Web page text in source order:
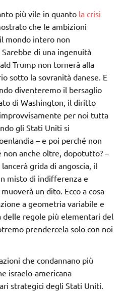
più vile in quanto la crisi
che le ambizioni
mondo intero non
di una ingenuità
Trump non tornerà alla
sotto la sovranità danese. E
diventeremo il bersaglio
di Washington, il diritto
per noi tutta
gli Stati Uniti si
– e poi perché non
non anche oltre, dopotutto? –
grida di angoscia, il
misto di indifferenza e
un dito. Ecco a cosa
a geometria variabile e
delle regole più elementari del
prendercela solo con noi
che condannano più
israelo-americana
strategici degli Stati Uniti.